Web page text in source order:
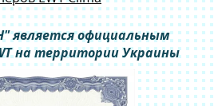
является официальным
на территории Украины